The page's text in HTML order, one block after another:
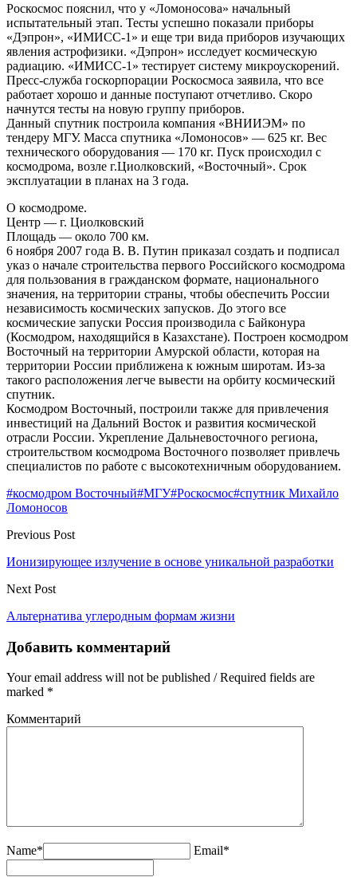
Роскосмос пояснил, что у «Ломоносова» начальный
испытательный этап. Тесты успешно показали приборы
«Дэпрон», «ИМИСС-1» и еще три вида приборов изучающих
явления астрофизики. «Дэпрон» исследует космическую
радиацию. «ИМИСС-1» тестирует систему микроускорений.
Пресс-служба госкорпорации Роскосмоса заявила, что все
работает хорошо и данные поступают отчетливо. Скоро
начнутся тесты на новую группу приборов.
Данный спутник построила компания «ВНИИЭМ» по
тендеру МГУ. Масса спутника «Ломоносов» — 625 кг. Вес
технического оборудования — 170 кг. Пуск происходил с
космодрома, возле г.Циолковский, «Восточный». Срок
эксплуатации в планах на 3 года.
О космодроме.
Центр — г. Циолковский
Площадь — около 700 км.
6 ноября 2007 года В. В. Путин приказал создать и подписал
указ о начале строительства первого Российского космодрома
для пользования в гражданском формате, национального
значения, на территории страны, чтобы обеспечить России
независимость космических запусков. До этого все
космические запуски Россия производила с Байконура
(Космодром, находящийся в Казахстане). Построен космодром
Восточный на территории Амурской области, которая на
территории России приближена к южным широтам. Из-за
такого расположения легче вывести на орбиту космический
спутник.
Космодром Восточный, построили также для привлечения
инвестиций на Дальний Восток и развития космической
отрасли России. Укрепление Дальневосточного региона,
строительством космодрома Восточного позволяет привлечь
специалистов по работе с высокотехничным оборудованием.
#космодром Восточный#МГУ#Роскосмос#спутник Михайло
Ломоносов
Previous Post
Ионизирующее излучение в основе уникальной разработки
Next Post
Альтернатива углеродным формам жизни
Добавить комментарий
Your email address will not be published / Required fields are
marked *
Комментарий
Name* Email*